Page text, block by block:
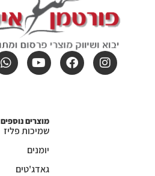
מוצרים נוספים
שמיכות פליז
יומנים
גאדג'טים